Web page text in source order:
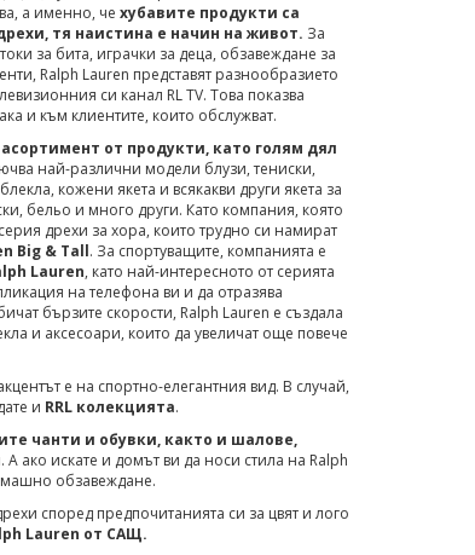
а именно, че хубавите продукти са
тя наистина е начин на живот. За
за бита, играчки за деца, обзавеждане за
Ralph Lauren представят разнообразието
си канал RL TV. Това показва
и към клиентите, които обслужват.
от продукти, като голям дял
най-различни модели блузи, тениски,
кожени якета и всякакви други якета за
бельо и много други. Като компания, която
дрехи за хора, които трудно си намират
Big & Tall. За спортуващите, компанията е
Lauren, като най-интересното от серията
на телефона ви и да отразява
бързите скорости, Ralph Lauren е създала
и аксесоари, които да увеличат още повече
е на спортно-елегантния вид. В случай,
и RRL колекцията.
чанти и обувки, както и шалове,
А ако искате и домът ви да носи стила на Ralph
обзавеждане.
според предпочитанията си за цвят и лого
Lauren от САЩ.